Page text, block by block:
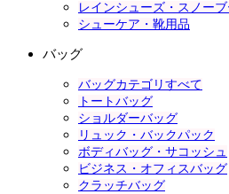
レインシューズ・スノー
シューケア・靴用品
バッグ
バッグカテゴリすべて
トートバッグ
ショルダーバッグ
リュック・バックパック
ボディバッグ・サコッシュ
ビジネス・オフィスバッグ
クラッチバッグ